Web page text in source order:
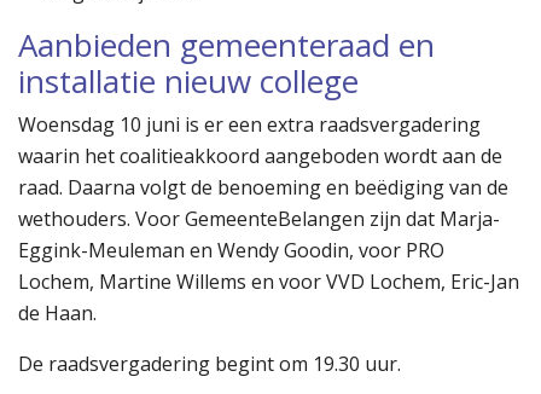
Aanbieden gemeenteraad en
installatie nieuw college
Woensdag 10 juni is er een extra raadsvergadering
waarin het coalitieakkoord aangeboden wordt aan de
raad. Daarna volgt de benoeming en beëdiging van de
wethouders. Voor GemeenteBelangen zijn dat Marja-
Eggink-Meuleman en Wendy Goodin, voor PRO
Lochem, Martine Willems en voor VVD Lochem, Eric-Jan
de Haan.
De raadsvergadering begint om 19.30 uur.